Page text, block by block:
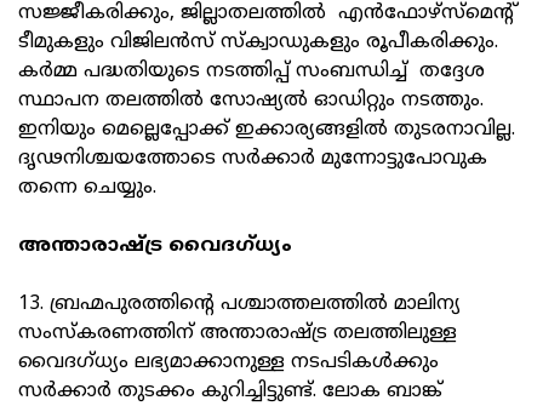
സജ്ജീകരിക്കും, ജില്ലാതലത്തില്‍ എന്‍ഫോഴ്സ്മെന്റ്
ടീമുകളും വിജിലന്‍സ് സ്‌ക്വാഡുകളും രൂപീകരിക്കും.
കര്‍മ്മ പദ്ധതിയുടെ നടത്തിപ്പ് സംബന്ധിച്ച് തദ്ദേശ
സ്ഥാപന തലത്തില്‍ സോഷ്യല്‍ ഓഡിറ്റും നടത്തും.
ഇനിയും മെല്ലെപ്പോക്ക് ഇക്കാര്യങ്ങളില്‍ തുടരനാവില്ല.
ദൃഢനിശ്ചയത്തോടെ സര്‍ക്കാര്‍ മുന്നോട്ടുപോവുക
തന്നെ ചെയ്യും.
അന്താരാഷ്ട്ര വൈദഗ്ധ്യം
13. ബ്രഹ്മപുരത്തിന്റെ പശ്ചാത്തലത്തില്‍ മാലിന്യ
സംസ്കരണത്തിന് അന്താരാഷ്ട്ര തലത്തിലുള്ള
വൈദഗ്ധ്യം ലഭ്യമാക്കാനുള്ള നടപടികള്‍ക്കും
സര്‍ക്കാര്‍ തുടക്കം കുറിച്ചിട്ടുണ്ട്. ലോക ബാങ്ക്